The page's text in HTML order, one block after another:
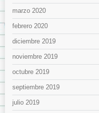
marzo 2020
febrero 2020
diciembre 2019
noviembre 2019
octubre 2019
septiembre 2019
julio 2019